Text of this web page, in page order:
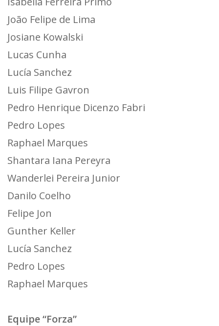
João Felipe de Lima
Josiane Kowalski
Lucas Cunha
Lucía Sanchez
Luis Filipe Gavron
Pedro Henrique Dicenzo Fabri
Pedro Lopes
Raphael Marques
Shantara Iana Pereyra
Wanderlei Pereira Junior
Danilo Coelho
Felipe Jon
Gunther Keller
Lucía Sanchez
Pedro Lopes
Raphael Marques
Equipe “Forza”